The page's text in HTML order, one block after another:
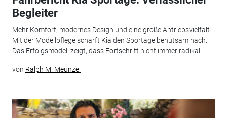
Begleiter
Mehr Komfort, modernes Design und eine große Antriebsvielfalt:
Mit der Modellpflege schärft Kia den Sportage behutsam nach.
Das Erfolgsmodell zeigt, dass Fortschritt nicht immer radikal...
von Ralph M. Meunzel